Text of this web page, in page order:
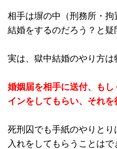
相手は塀の中（刑務所・
結婚をするのだろう？と疑
実は、獄中結婚のやり方は
婚姻届を相手に送付、も
インをしてもらい、それを
死刑囚でも手紙のやりと
入れをしてもらうことは